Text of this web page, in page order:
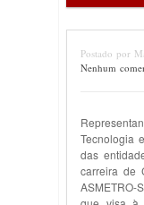
Postado por
Nenhum
Tecnologia
das
carreira de